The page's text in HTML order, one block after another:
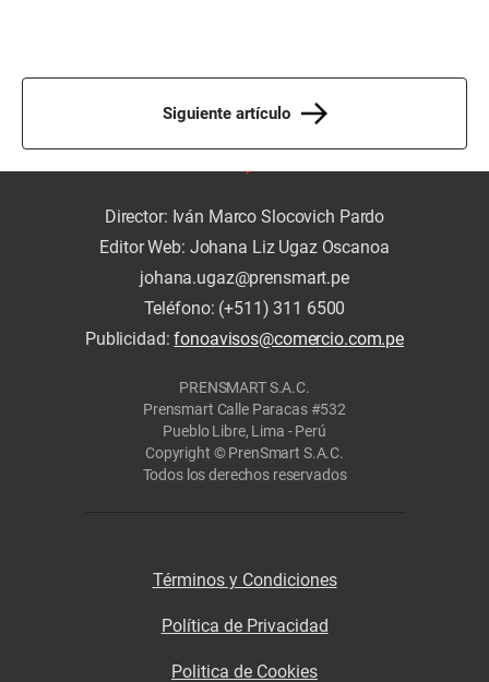
Siguiente artículo
Director: Iván Marco Slocovich Pardo
Editor Web: Johana Liz Ugaz Oscanoa
johana.ugaz@prensmart.pe
Teléfono: (+511) 311 6500
Publicidad:fonoavisos@comercio.com.pe
PRENSMART S.A.C.
Prensmart Calle Paracas #532
Pueblo Libre, Lima - Perú
Copyright © PrenSmart S.A.C.
Todos los derechos reservados
Términos y Condiciones
Política de Privacidad
Politica de Cookies